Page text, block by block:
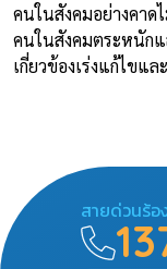
คนในสังคมอย่างคาด
คนในสังคมตระหนัก
เกี่ยวข้องเร่งแก้ไขแ
สายด่วนร้อ